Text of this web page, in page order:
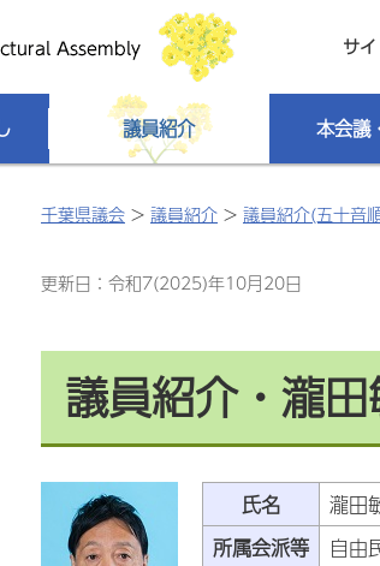
サ
議員紹介 本会議
千葉県議会 > 議員紹介 > 議員紹介(五十音
更新日：令和7(2025)年10月20日
議員紹介・瀧
氏名
瀧田
所属会派等
自由